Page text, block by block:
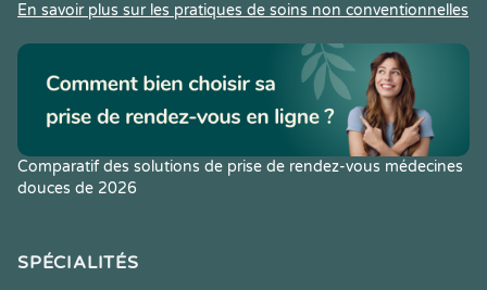
En savoir plus sur les pratiques de soins non conventionnelles
Comparatif des solutions de prise de rendez-vous médecines
douces de 2026
SPÉCIALITÉS